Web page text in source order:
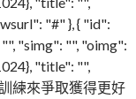
"#" }, { "id":
"simg": "", "oimg":
"title": "",
練來爭取獲得更好